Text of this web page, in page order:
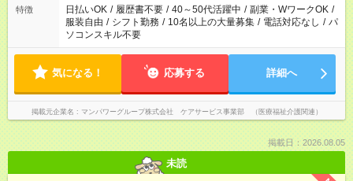
特徴 日払いOK / 履歴書不要 / 40～50代活躍中 / 副業・WワークOK /
服装自由 / シフト勤務 / 10名以上の大量募集 / 電話対応なし / パ
ソコンスキル不要
気になる！ 応募する 詳細へ
掲載元企業名 マンパワーグループ株式会社 ケアサービス事業部 （医療福祉介護関連）
掲載日：2026.08.05
未読